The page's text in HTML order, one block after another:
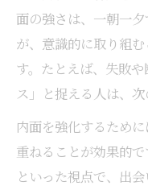
面の強さは、一朝一
が、意識的に取り組
す。たとえば、失敗
ス」と捉える人は、
内面を強化するため
重ねることが効果的で
といった視点で、出